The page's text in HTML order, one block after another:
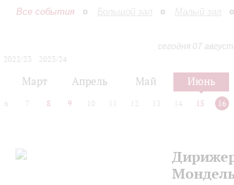
Все события Большой зал Малый зал
сегодня 07
2022/23
2023/24
Март Апрель Май Июнь
6 7 8 9 10 12 13 14 15 16